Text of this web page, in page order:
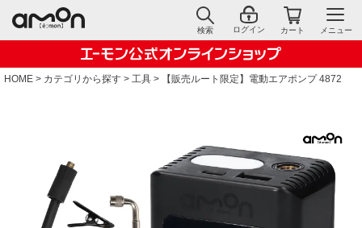
検索 ログイン カート メニュー
HOME カテゴリから探す 工具 【販売ルート限定】電動エアポンプ 4872